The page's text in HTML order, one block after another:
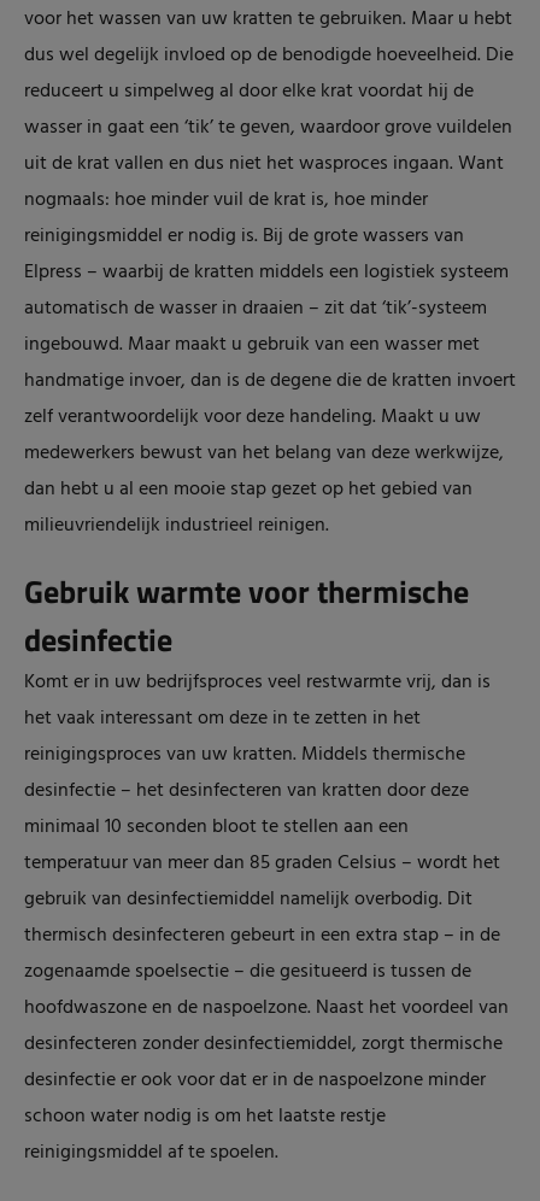
voor het wassen van uw kratten te gebruiken. Maar u hebt
dus wel degelijk invloed op de benodigde hoeveelheid. Die
reduceert u simpelweg al door elke krat voordat hij de
wasser in gaat een ‘tik’ te geven, waardoor grove vuildelen
uit de krat vallen en dus niet het wasproces ingaan. Want
nogmaals: hoe minder vuil de krat is, hoe minder
reinigingsmiddel er nodig is. Bij de grote wassers van
Elpress – waarbij de kratten middels een logistiek systeem
automatisch de wasser in draaien – zit dat ‘tik’-systeem
ingebouwd. Maar maakt u gebruik van een wasser met
handmatige invoer, dan is de degene die de kratten invoert
zelf verantwoordelijk voor deze handeling. Maakt u uw
medewerkers bewust van het belang van deze werkwijze,
dan hebt u al een mooie stap gezet op het gebied van
milieuvriendelijk industrieel reinigen.
Gebruik warmte voor thermische
desinfectie
Komt er in uw bedrijfsproces veel restwarmte vrij, dan is
het vaak interessant om deze in te zetten in het
reinigingsproces van uw kratten. Middels thermische
desinfectie – het desinfecteren van kratten door deze
minimaal 10 seconden bloot te stellen aan een
temperatuur van meer dan 85 graden Celsius – wordt het
gebruik van desinfectiemiddel namelijk overbodig. Dit
thermisch desinfecteren gebeurt in een extra stap – in de
zogenaamde spoelsectie – die gesitueerd is tussen de
hoofdwaszone en de naspoelzone. Naast het voordeel van
desinfecteren zonder desinfectiemiddel, zorgt thermische
desinfectie er ook voor dat er in de naspoelzone minder
schoon water nodig is om het laatste restje
reinigingsmiddel af te spoelen.